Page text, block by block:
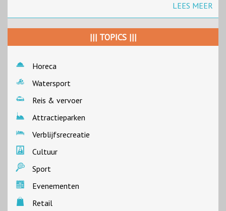
LEES MEER
||| TOPICS |||
Horeca
Watersport
Reis & vervoer
Attractieparken
Verblijfsrecreatie
Cultuur
Sport
Evenementen
Retail